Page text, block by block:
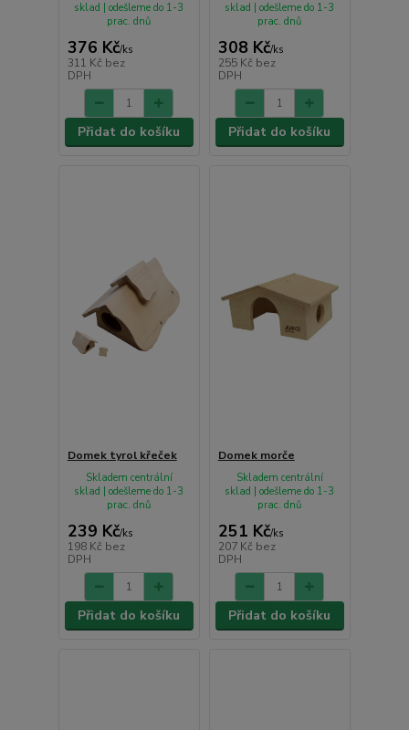
376 Kč/ks
311 Kč bez
DPH
sklad | odešleme do 1-3
prac. dnů
Přidat do košíku
308 Kč/ks
255 Kč bez
DPH
sklad | odešleme do 1-3
prac. dnů
Přidat do košíku
Domek tyrol křeček
239 Kč/ks
198 Kč bez
DPH
Skladem centrální
sklad | odešleme do 1-3
prac. dnů
Přidat do košíku
Domek morče
251 Kč/ks
207 Kč bez
DPH
Skladem centrální
sklad | odešleme do 1-3
prac. dnů
Přidat do košíku